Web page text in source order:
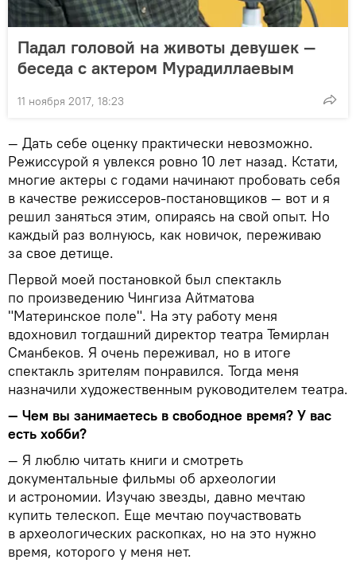
Падал головой на животы девушек —
беседа с актером Мурадиллаевым
11 ноября 2017, 18:23
— Дать себе оценку практически невозможно.
Режиссурой я увлекся ровно 10 лет назад. Кстати,
многие актеры с годами начинают пробовать себя
в качестве режиссеров-постановщиков — вот и я
решил заняться этим, опираясь на свой опыт. Но
каждый раз волнуюсь, как новичок, переживаю
за свое детище.
Первой моей постановкой был спектакль
по произведению Чингиза Айтматова
"Материнское поле". На эту работу меня
вдохновил тогдашний директор театра Темирлан
Сманбеков. Я очень переживал, но в итоге
спектакль зрителям понравился. Тогда меня
назначили художественным руководителем театра.
— Чем вы занимаетесь в свободное время? У вас
есть хобби?
— Я люблю читать книги и смотреть
документальные фильмы об археологии
и астрономии. Изучаю звезды, давно мечтаю
купить телескоп. Еще мечтаю поучаствовать
в археологических раскопках, но на это нужно
время, которого у меня нет.